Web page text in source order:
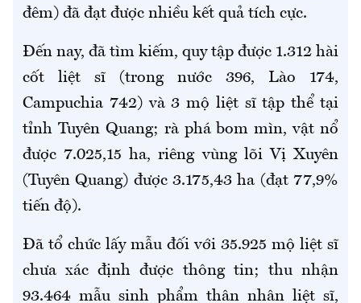
đêm) đã đạt được nhiều kết quả tích cực.
Đến nay, đã tìm kiếm, quy tập được 1.312 hài
cốt liệt sĩ (trong nước 396, Lào 174,
Campuchia 742) và 3 mộ liệt sĩ tập thể tại
tỉnh Tuyên Quang; rà phá bom mìn, vật nổ
được 7.025,15 ha, riêng vùng lõi Vị Xuyên
(Tuyên Quang) được 3.175,43 ha (đạt 77,9%
tiến độ).
Đã tổ chức lấy mẫu đối với 35.925 mộ liệt sĩ
chưa xác định được thông tin; thu nhận
93.464 mẫu sinh phẩm thân nhân liệt sĩ,